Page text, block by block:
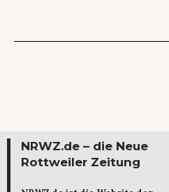
NRWZ.de – die Neue
Rottweiler Zeitung